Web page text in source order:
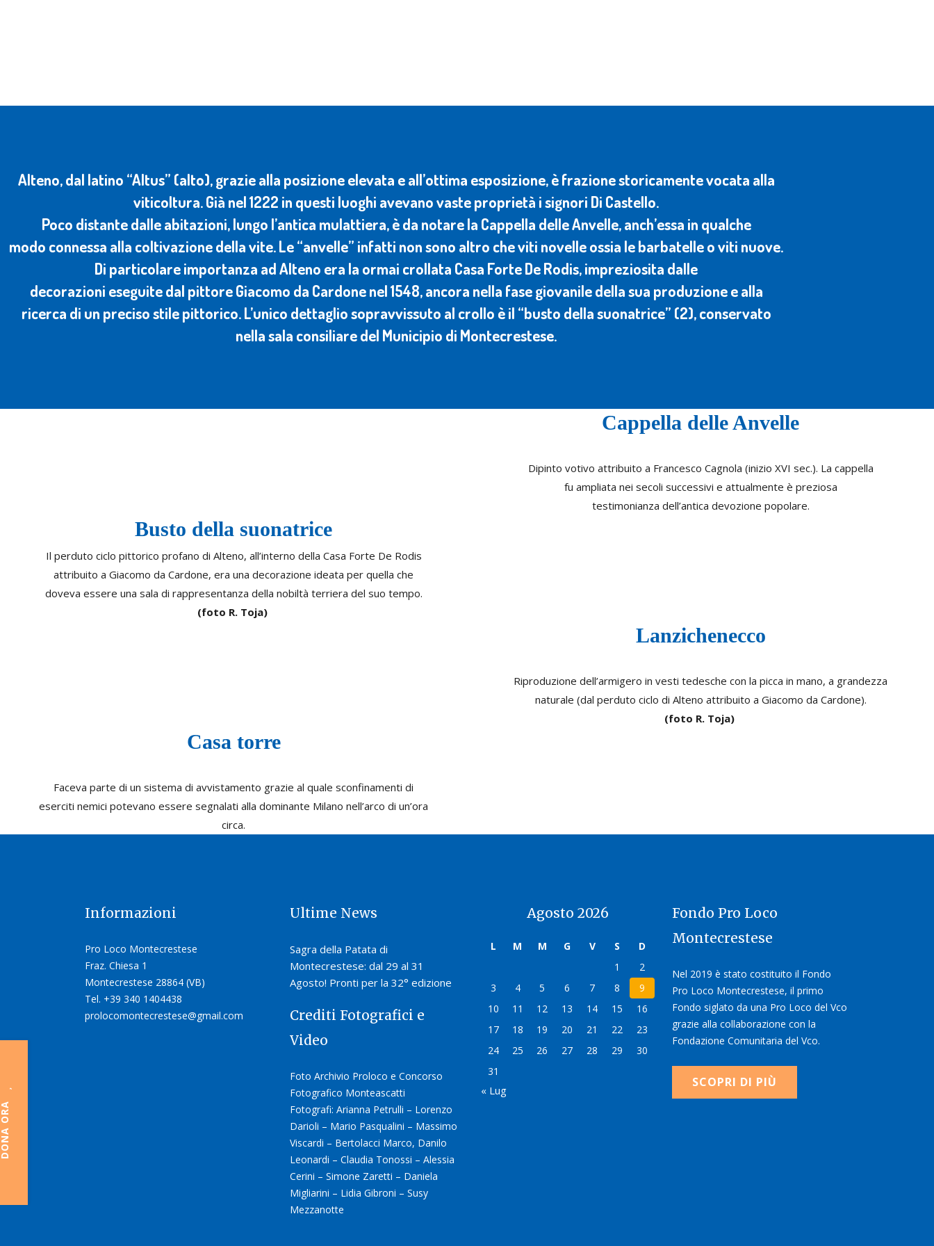
ORA
Alteno, dal latino “Altus” (alto), grazie alla posizione elevata e all’ottima esposizione, è frazione storicamente vocata alla
viticoltura. Già nel 1222 in questi luoghi avevano vaste proprietà i signori Di Castello.
Poco distante dalle abitazioni, lungo l’antica mulattiera, è da notare la Cappella delle Anvelle, anch’essa in qualche
modo connessa alla coltivazione della vite. Le “anvelle” infatti non sono altro che viti novelle ossia le barbatelle o viti nuove.
Di particolare importanza ad Alteno era la ormai crollata Casa Forte De Rodis, impreziosita dalle
decorazioni eseguite dal pittore Giacomo da Cardone nel 1548, ancora nella fase giovanile della sua produzione e alla
ricerca di un preciso stile pittorico. L’unico dettaglio sopravvissuto al crollo è il “busto della suonatrice” (2), conservato
nella sala consiliare del Municipio di Montecrestese.
Cappella delle Anvelle
Dipinto votivo attribuito a Francesco Cagnola (inizio XVI sec.). La cappella
fu ampliata nei secoli successivi e attualmente è preziosa
testimonianza dell’antica devozione popolare.
Busto della suonatrice
Il perduto ciclo pittorico profano di Alteno, all’interno della Casa Forte De Rodis
attribuito a Giacomo da Cardone, era una decorazione ideata per quella che
doveva essere una sala di rappresentanza della nobiltà terriera del suo tempo.
(foto R. Toja)
Lanzichenecco
Riproduzione dell’armigero in vesti tedesche con la picca in mano, a grandezza
naturale (dal perduto ciclo di Alteno attribuito a Giacomo da Cardone).
(foto R. Toja)
Casa torre
Faceva parte di un sistema di avvistamento grazie al quale sconfinamenti di
eserciti nemici potevano essere segnalati alla dominante Milano nell’arco di un’ora
circa.
Informazioni
Pro Loco Montecrestese
Fraz. Chiesa 1
Montecrestese 28864 (VB)
Tel. +39 340 1404438
prolocomontecrestese@gmail.com
Ultime News
Sagra della Patata di
Montecrestese: dal 29 al 31
Agosto! Pronti per la 32° edizione
Crediti Fotografici e
Video
Foto Archivio Proloco e Concorso
Fotografico Monteascatti
Fotografi: Arianna Petrulli – Lorenzo
Darioli – Mario Pasqualini – Massimo
Viscardi – Bertolacci Marco, Danilo
Leonardi – Claudia Tonossi – Alessia
Cerini – Simone Zaretti – Daniela
Migliarini – Lidia Gibroni – Susy
Mezzanotte
Agosto 2026
L M M G V S
D
1
2
3
4 5 6 7 8
9
10
11 12 13 14 15
16
17
18 19 20 21 22
23
24
25 26 27 28 29
30
31
« Lug
Fondo Pro Loco
Montecrestese
Nel 2019 è stato costituito il Fondo
Pro Loco Montecrestese, il primo
Fondo siglato da una Pro Loco del Vco
grazie alla collaborazione con la
Fondazione Comunitaria del Vco.
SCOPRI DI PIÙ